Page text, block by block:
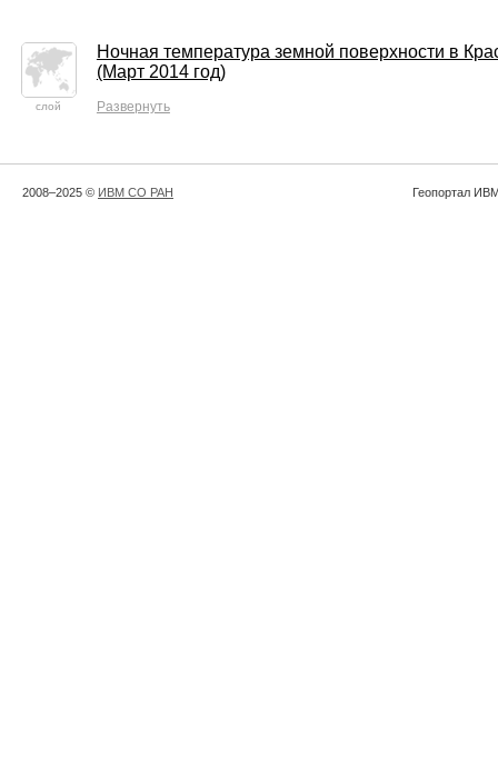
слой
Ночная температура земной поверхности в
(Март 2014 год)
Развернуть
2008–2025 © ИВМ СО РАН Геопортал